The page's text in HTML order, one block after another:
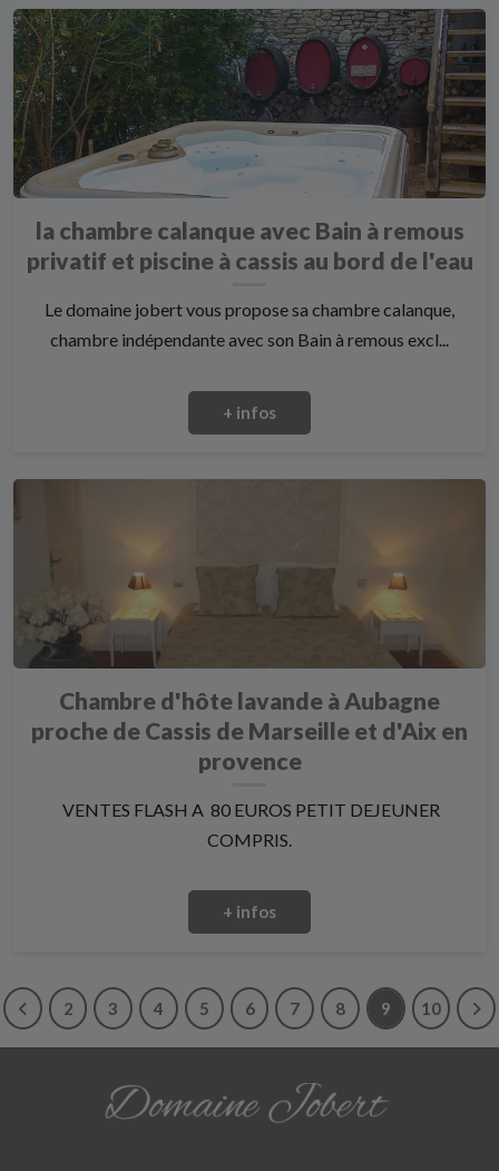
la chambre calanque avec Bain à remous
privatif et piscine à cassis au bord de l'eau
Le domaine jobert vous propose sa chambre calanque,
chambre indépendante avec son Bain à remous excl...
+ infos
Chambre d'hôte lavande à Aubagne
proche de Cassis de Marseille et d'Aix en
provence
VENTES FLASH A 80 EUROS PETIT DEJEUNER
COMPRIS.
+ infos
2 3 4 5 6 7 8 9 10